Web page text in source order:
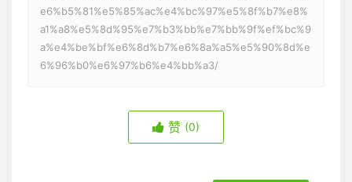
e6%b5%81%e5%85%ac%e4%bc%97%e5%8f%b7%e8%
a1%a8%e5%8d%95%e7%b3%bb%e7%bb%9f%ef%bc%9
a%e4%be%bf%e6%8d%b7%e6%8a%a5%e5%90%8d%e
6%96%b0%e6%97%b6%e4%bb%a3/
赞 (0)